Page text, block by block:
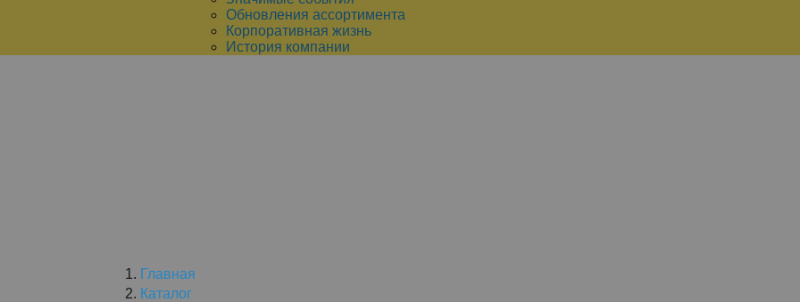
Обновления ассортимента
Корпоративная жизнь
История компании
Главная
Каталог